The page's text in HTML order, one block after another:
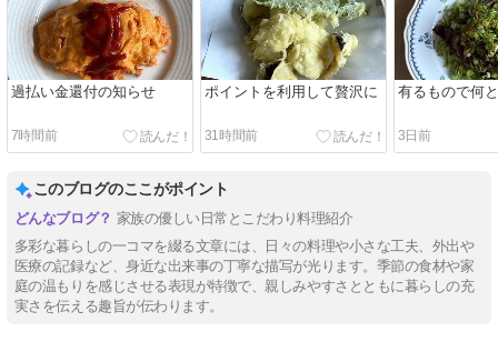
過払い金還付の知らせ
7時間前
ポイントを利用して贅沢に
31時間前
有るもので何
3日前
このブログのここがポイント
家族の優しい日常とこだわり料理紹介
多彩な暮らしの一コマを綴る文章には、日々の料理や小さな工夫、外出や
医療の記録など、身近な出来事の丁寧な描写が光ります。季節の食材や家
庭の温もりを感じさせる表現が特徴で、親しみやすさとともに暮らしの充
実さを伝える趣旨が伝わります。